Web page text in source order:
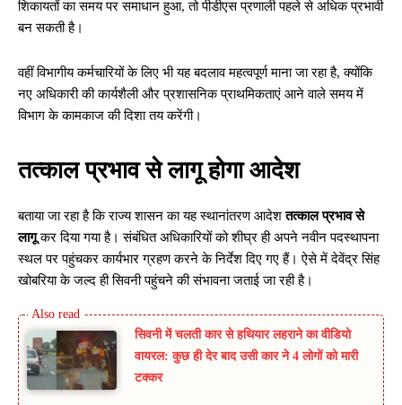
शिकायतों का समय पर समाधान हुआ, तो पीडीएस प्रणाली पहले से अधिक प्रभावी
बन सकती है।
वहीं विभागीय कर्मचारियों के लिए भी यह बदलाव महत्वपूर्ण माना जा रहा है, क्योंकि
नए अधिकारी की कार्यशैली और प्रशासनिक प्राथमिकताएं आने वाले समय में
विभाग के कामकाज की दिशा तय करेंगी।
तत्काल प्रभाव से लागू होगा आदेश
बताया जा रहा है कि राज्य शासन का यह स्थानांतरण आदेशतत्काल प्रभाव से
लागूकर दिया गया है। संबंधित अधिकारियों को शीघ्र ही अपने नवीन पदस्थापना
स्थल पर पहुंचकर कार्यभार ग्रहण करने के निर्देश दिए गए हैं। ऐसे में देवेंद्र सिंह
खोबरिया के जल्द ही सिवनी पहुंचने की संभावना जताई जा रही है।
सिवनी में चलती कार से हथियार लहराने का वीडियो
वायरल: कुछ ही देर बाद उसी कार ने 4 लोगों को मारी
टक्कर